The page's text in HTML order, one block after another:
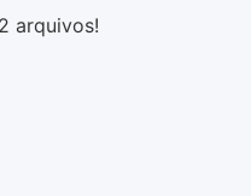
arquivos!